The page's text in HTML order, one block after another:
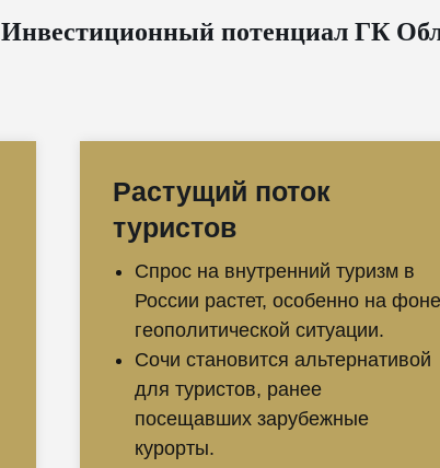
Инвестиционный потенциал ГК
Растущий поток
туристов
Спрос на внутренний туризм в
России растет, особенно на фоне
геополитической ситуации.
Сочи становится альтернативой
для туристов, ранее
посещавших зарубежные
курорты.